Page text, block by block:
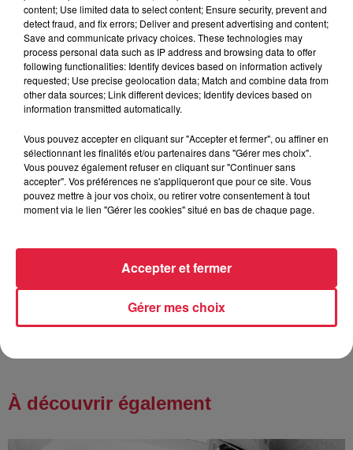
6 août 2026
À Hoerdt, de l’eau brune sort des
robinets
6 août 2026
Tags antisémites à Strasbourg :
Catherine Trautmann réagit
Au zoo de Mulhouse : rencontre
avec les flamants rouges
À découvrir également
content; Use limited data to select content; Ensure security, prevent and
detect fraud, and fix errors; Deliver and present advertising and content;
Save and communicate privacy choices. These technologies may
process personal data such as IP address and browsing data to offer
following functionalities: Identify devices based on information actively
requested; Use precise geolocation data; Match and combine data from
other data sources; Link different devices; Identify devices based on
information transmitted automatically.
Vous pouvez accepter en cliquant sur "Accepter et fermer", ou affiner en
sélectionnant les finalités et/ou partenaires dans "Gérer mes choix".
Vous pouvez également refuser en cliquant sur "Continuer sans
accepter". Vos préférences ne s'appliqueront que pour ce site. Vous
pouvez mettre à jour vos choix, ou retirer votre consentement à tout
moment via le lien "Gérer les cookies" situé en bas de chaque page.
Gérer mes choix
Accepter et fermer